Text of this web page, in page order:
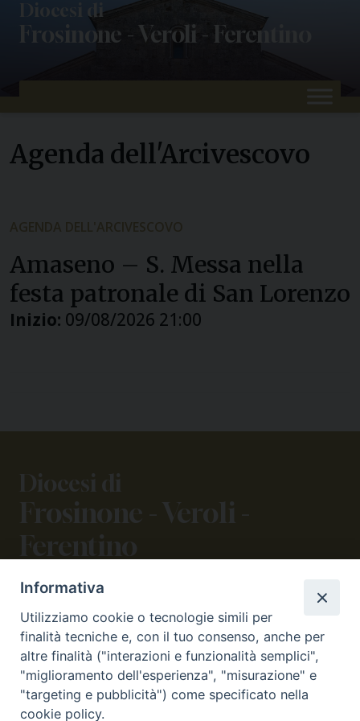
Diocesi di
Frosinone - Veroli - Ferentino
Agenda dell'Arcivescovo
AGENDA DELL'ARCIVESCOVO
Amaseno – S. Messa nella
festa patronale di San Lorenzo
Inizio: 09/08/2026 21:00
Diocesi di
Frosinone - Veroli -
Ferentino
CONTATTI
viale Volsci 105 (ex via dei Monti Lepini)
03100 Frosinone (FR)
tel. 0775.290973 - 0775.290852
curia@diocesifrosinone.it
Informativa
Utilizziamo cookie o tecnologie simili per
finalità tecniche e, con il tuo consenso, anche per
altre finalità ("interazioni e funzionalità semplici",
"miglioramento dell'esperienza", "misurazione" e
"targeting e pubblicità") come specificato nella
cookie policy.